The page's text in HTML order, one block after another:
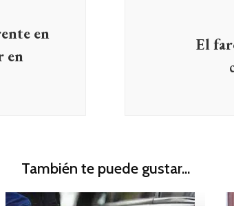
en
en
El
También te puede gustar...